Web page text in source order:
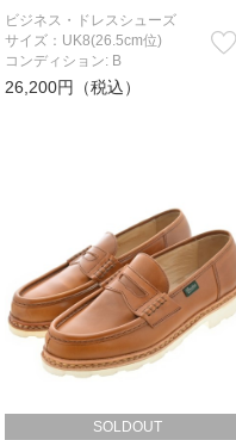
ビジネス・ドレスシューズ
サイズ：UK8(26.5cm位)
コンディション: B
26,200円（税込）
SOLDOUT